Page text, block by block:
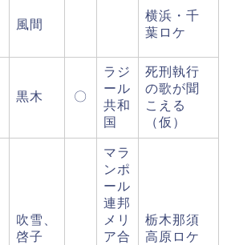
風間
横浜・千
葉ロケ
黒木 〇
ラジ
ール
共和
国
死刑執行
の歌が聞
こえる
（仮）
吹雪、
啓子
マラ
ンポ
ール
連邦
メリ
ア合
栃木那須
高原ロケ